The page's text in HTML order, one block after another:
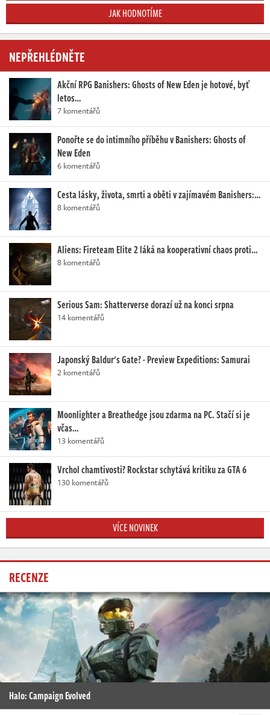
JAK HODNOTÍME
NEPŘEHLÉDNĚTE
Akční RPG Banishers: Ghosts of New Eden je hotové, byť
letos…
7 komentářů
Ponořte se do intimního příběhu v Banishers: Ghosts of
New Eden
6 komentářů
Cesta lásky, života, smrti a oběti v zajímavém Banishers:…
8 komentářů
Aliens: Fireteam Elite 2 láká na kooperativní chaos proti…
8 komentářů
Serious Sam: Shatterverse dorazí už na konci srpna
14 komentářů
Japonský Baldur's Gate? - Preview Expeditions: Samurai
2 komentářů
Moonlighter a Breathedge jsou zdarma na PC. Stačí si je
včas…
13 komentářů
Vrchol chamtivosti? Rockstar schytává kritiku za GTA 6
130 komentářů
VÍCE NOVINEK
RECENZE
Halo: Campaign Evolved